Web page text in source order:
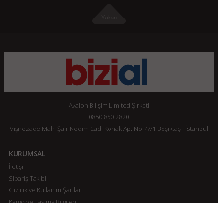
Avalon Bilişim Limited Şirketi
0850 850 2820
Vişnezade Mah. Şair Nedim Cad. Konak Ap. No:77/1 Beşiktaş - İstanbul
KURUMSAL
İletişim
Sipariş Takibi
Gizlilik ve Kullanım Şartları